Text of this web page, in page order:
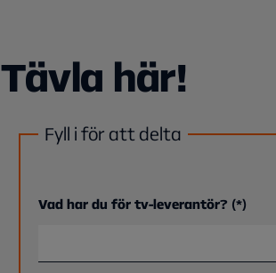
Tävla här!
Fyll i för att delta
Vad har du för tv-leverantör?​